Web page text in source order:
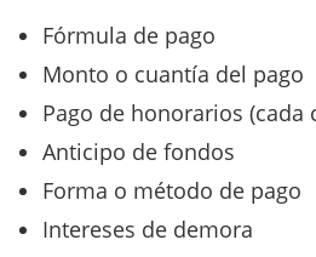
Fórmula de pago
Monto o cuantía del pago
Pago de honorarios (cada
Anticipo de fondos
Forma o método de pago
Intereses de demora